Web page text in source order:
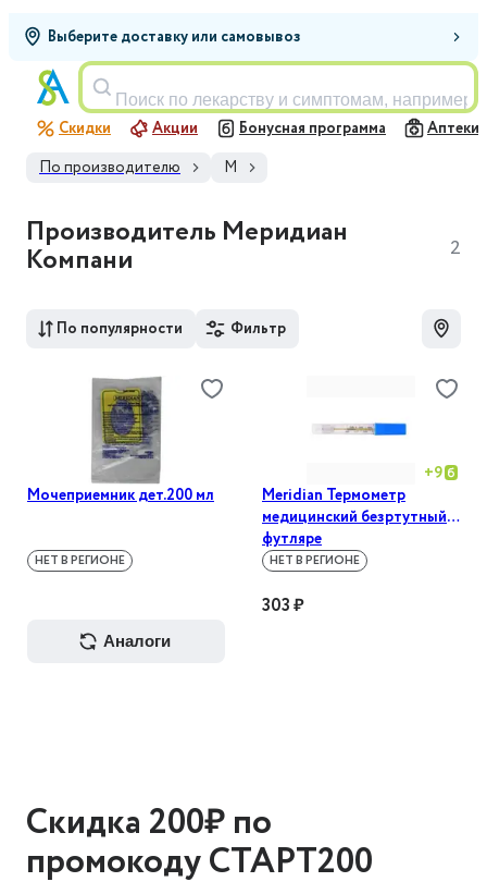
Выберите доставку или самовывоз
Поиск по лекарству и симптомам, например,
Скидки Акции Бонусная программа Аптеки
По производителю М
Производитель Меридиан
Компани
2
По популярности Фильтр
Мочеприемник дет.200 мл
НЕТ В РЕГИОНЕ
аналоги
+9
Meridian Термометр
медицинский безртутный в
футляре
НЕТ В РЕГИОНЕ
303 ₽
Скидка 200₽ по
промокоду СТАРТ200